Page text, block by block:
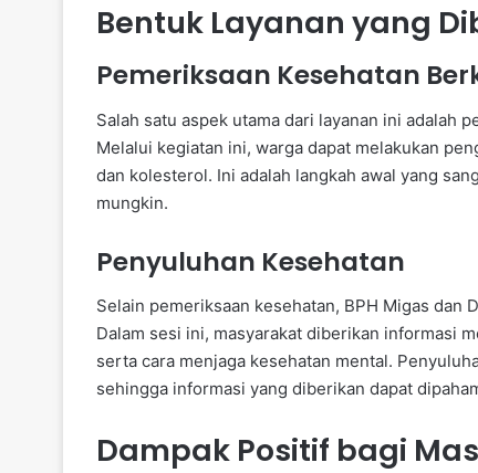
Bentuk Layanan yang
Pemeriksaan Kesehatan
Salah satu aspek utama dari layanan ini adalah
Melalui kegiatan ini, warga dapat melakukan
dan kolesterol. Ini adalah langkah awal yang
mungkin.
Penyuluhan Kesehatan
Selain pemeriksaan kesehatan, BPH Migas dan
Dalam sesi ini, masyarakat diberikan informasi
serta cara menjaga kesehatan mental.
sehingga informasi yang diberikan dapat
Dampak Positif bagi